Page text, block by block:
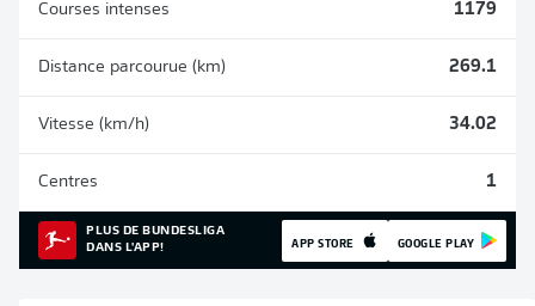
Courses intenses 1179
Distance parcourue (km) 269.1
Vitesse (km/h) 34.02
Centres 1
PLUS DE BUNDESLIGA
DANS L'APP!
APP STORE GOOGLE PLAY